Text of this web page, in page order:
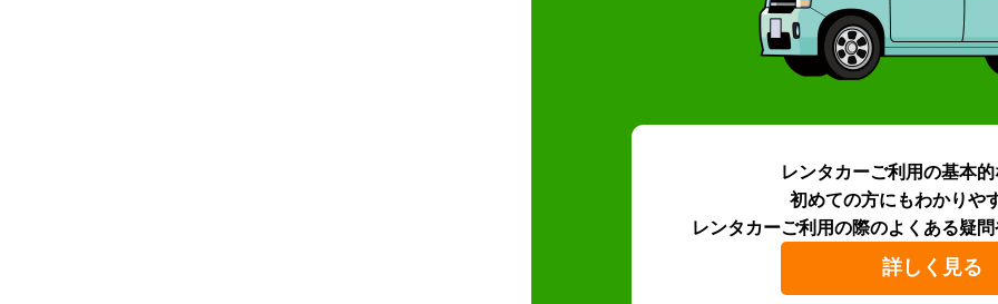
レンタカーご利用の基本
初めての方にもわかりや
レンタカーご利用の際のよくある疑問
詳しく見る